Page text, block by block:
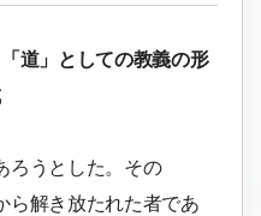
道」としての教義の形
ろうとした。その
ら解き放たれた者であ